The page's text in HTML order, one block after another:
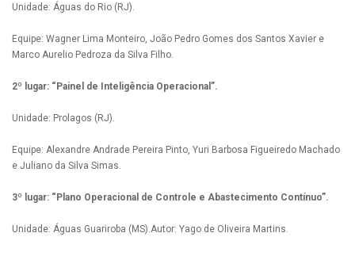
Unidade: Águas do Rio (RJ).
Equipe: Wagner Lima Monteiro, João Pedro Gomes dos Santos Xavier e
Marco Aurelio Pedroza da Silva Filho.
2º lugar: “Painel de Inteligência Operacional”.
Unidade: Prolagos (RJ).
Equipe: Alexandre Andrade Pereira Pinto, Yuri Barbosa Figueiredo Machado
e Juliano da Silva Simas.
3º lugar: “Plano Operacional de Controle e Abastecimento Contínuo”.
Unidade: Águas Guariroba (MS).Autor: Yago de Oliveira Martins.